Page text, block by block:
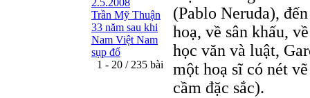
2.5.2008
Trần Mỹ Thuận
33 năm sau khi
Nam Việt Nam
sụp đổ
1 - 20 / 235 bài
(Pablo Neruda),
hoạ, về sân khấu,
học văn và luật,
một hoạ sĩ có nét
cầm đặc sắc).